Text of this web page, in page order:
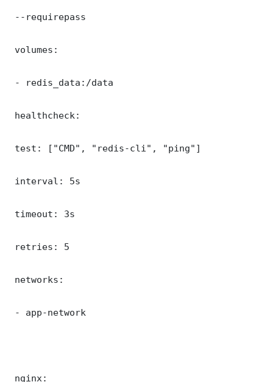
--requirepass
volumes:
- redis_data:/data
healthcheck:
test: ["CMD", "redis-cli", "ping"]
interval: 5s
timeout: 3s
retries: 5
networks:
- app-network
nginx: